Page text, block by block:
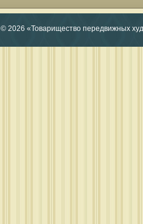
© 2026 «Товарищество передвижных